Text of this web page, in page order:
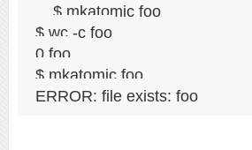
$ mkatomic foo
$ wc -c foo
0 foo
$ mkatomic foo